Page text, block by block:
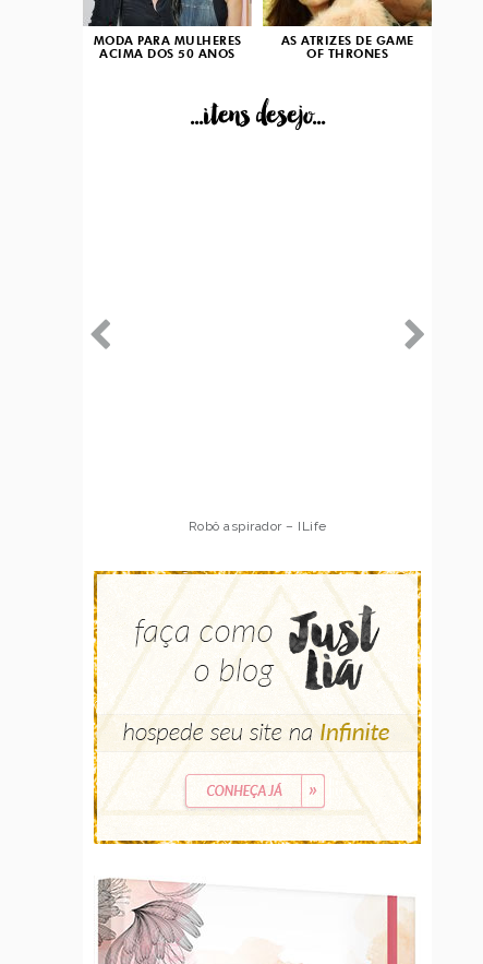
MODA PARA MULHERES
ACIMA DOS 50 ANOS
AS ATRIZES DE GAME
OF THRONES
...itens desejo...
Robô aspirador – ILife